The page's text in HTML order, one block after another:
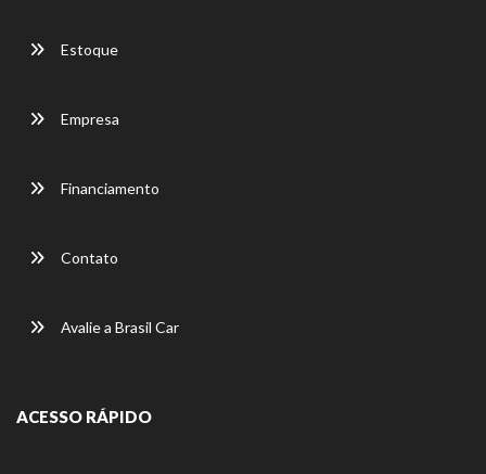
Estoque
Empresa
Financiamento
Contato
Avalie a Brasil Car
ACESSO RÁPIDO